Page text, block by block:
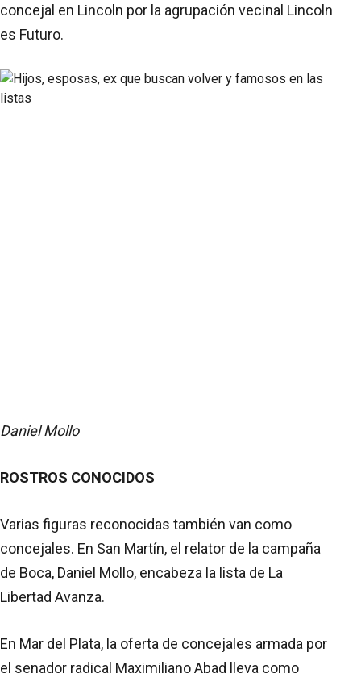
concejal en Lincoln por la agrupación vecinal Lincoln
es Futuro.
Daniel Mollo
ROSTROS CONOCIDOS
Varias figuras reconocidas también van como
concejales. En San Martín, el relator de la campaña
de Boca, Daniel Mollo, encabeza la lista de La
Libertad Avanza.
En Mar del Plata, la oferta de concejales armada por
el senador radical Maximiliano Abad lleva como